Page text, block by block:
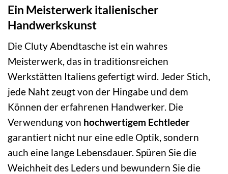
Ein Meisterwerk italienischer
Handwerkskunst
Die Cluty Abendtasche ist ein wahres
Meisterwerk, das in traditionsreichen
Werkstätten Italiens gefertigt wird. Jeder Stich,
jede Naht zeugt von der Hingabe und dem
Können der erfahrenen Handwerker. Die
Verwendung von hochwertigem Echtleder
garantiert nicht nur eine edle Optik, sondern
auch eine lange Lebensdauer. Spüren Sie die
Weichheit des Leders und bewundern Sie die